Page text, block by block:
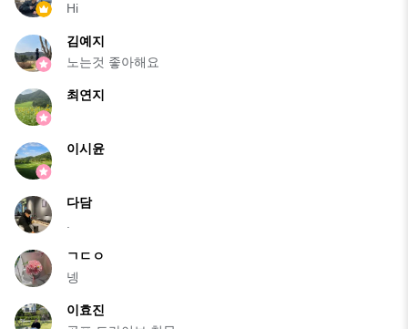
Hi
김예지
노는것 좋아해요
최연지
이시윤
다담
.
ㄱㄷㅇ
넹
이효진